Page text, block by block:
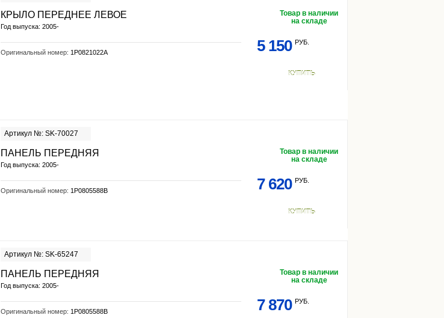
КРЫЛО ПЕРЕДНЕЕ ЛЕВОЕ
Год выпуска: 2005-
Оригинальный номер: 1P0821022A
Товар в наличии
на складе
5 150 РУБ.
КУПИТЬ
Артикул №: SK-70027
ПАНЕЛЬ ПЕРЕДНЯЯ
Год выпуска: 2005-
Оригинальный номер: 1P0805588B
Товар в наличии
на складе
7 620 РУБ.
КУПИТЬ
Артикул №: SK-65247
ПАНЕЛЬ ПЕРЕДНЯЯ
Год выпуска: 2005-
Оригинальный номер: 1P0805588B
Товар в наличии
на складе
7 870 РУБ.